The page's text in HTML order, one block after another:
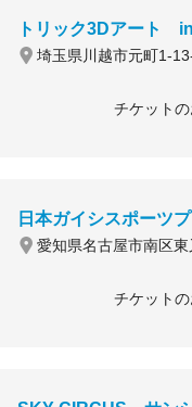
トリック3Dアート
埼玉県川越市元町1-
チケット
日本ガイシスポーツ
愛知県名古屋市南区
チケット